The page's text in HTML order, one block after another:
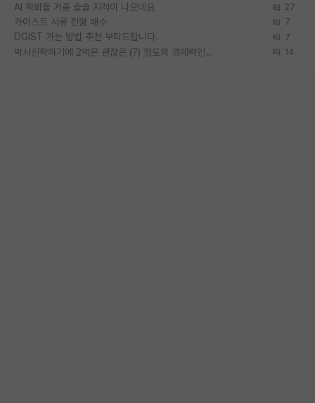
AI 학회들 거품 슬슬 지적이 나오네요 27
카이스트 서류 전형 배수 7
DGIST 가는 방법 추천 부탁드립니다. 7
박사진학하기에 2억은 괜찮은 (?) 정도의 경제력인가요 14